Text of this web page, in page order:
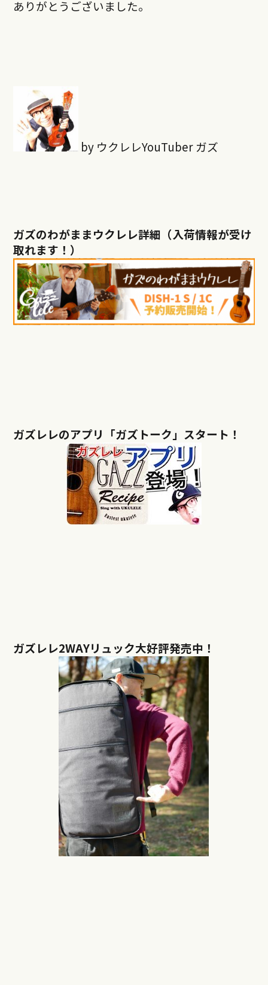
ありがとうございました。
by ウクレレYouTuber ガズ
ガズのわがままウクレレ詳細（入荷情報が受け
取れます！）
ガズレレのアプリ「ガズトーク」スタート！
ガズレレ2WAYリュック大好評発売中！